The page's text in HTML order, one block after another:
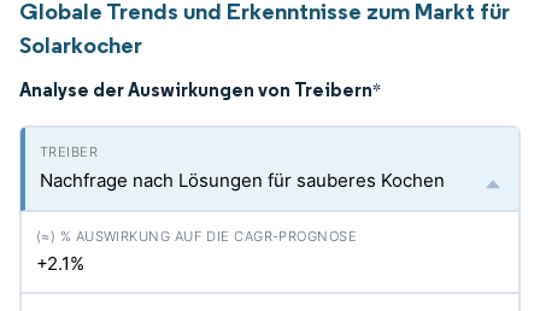
Globale Trends und Erkenntnisse zum Markt für
Solarkocher
Analyse der Auswirkungen von Treibern*
Nachfrage nach Lösungen für sauberes Kochen
+2.1%